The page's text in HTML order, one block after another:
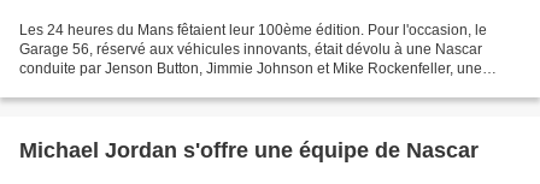
Les 24 heures du Mans fêtaient leur 100ème édition. Pour l'occasion, le
Garage 56, réservé aux véhicules innovants, était dévolu à une Nascar
conduite par Jenson Button, Jimmie Johnson et Mike Rockenfeller, une
Michael Jordan s'offre une équipe de Nascar